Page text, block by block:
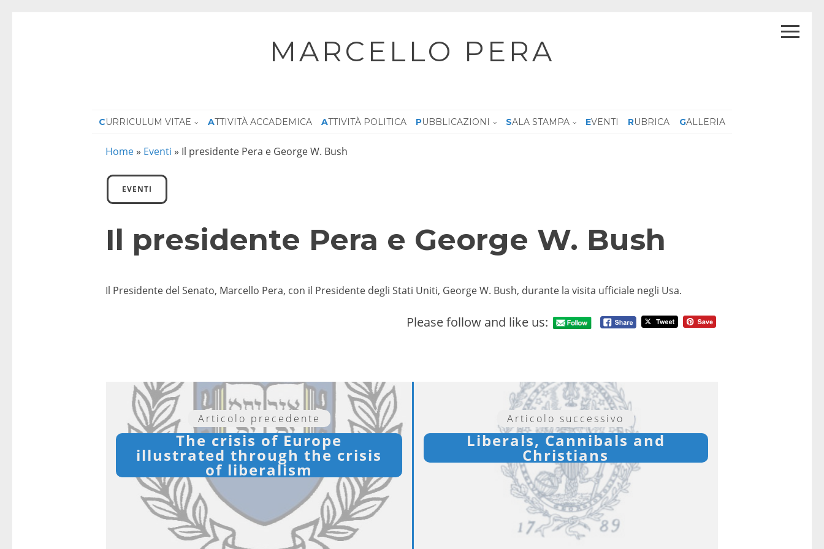
MARCELLO PERA
CURRICULUM VITAE ATTIVITÀ ACCADEMICA ATTIVITÀ POLITICA PUBBLICAZIONI SALA STAMPA EVENTI RUBRICA GALLERIA
Home » Eventi » Il presidente Pera e George W. Bush
EVENTI
Il presidente Pera e George W. Bush
Il Presidente del Senato, Marcello Pera, con il Presidente degli Stati Uniti, George W. Bush, durante la visita ufficiale negli Usa.
Please follow and like us:
Articolo precedente
The crisis of Europe
illustrated through the crisis
of liberalism
Articolo successivo
Liberals, Cannibals and
Christians